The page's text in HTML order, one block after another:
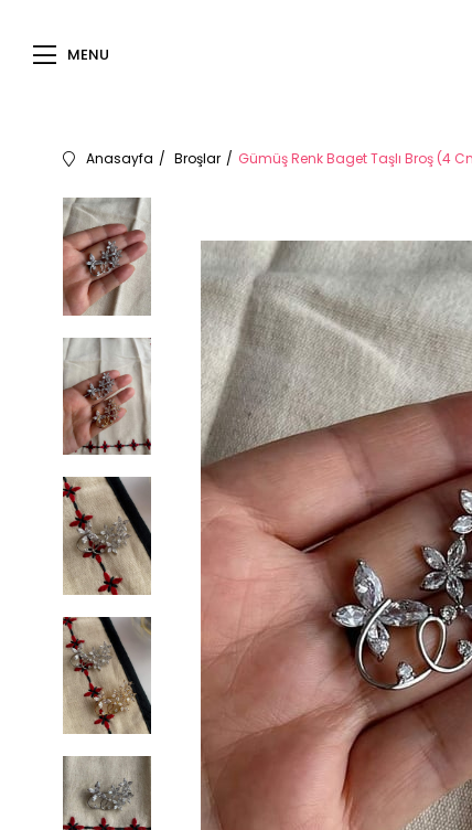
MENU
Anasayfa Broşlar Gümüş Renk Baget Taşlı Broş (4